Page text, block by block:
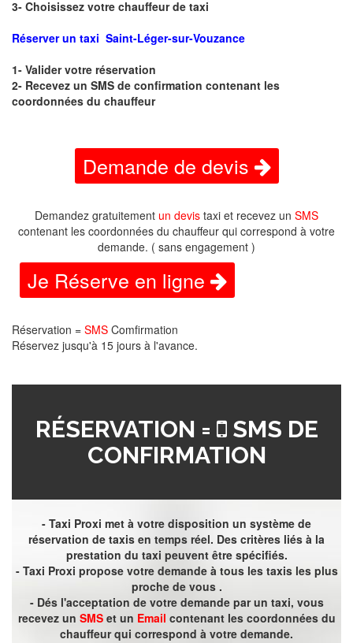
3- Choisissez votre chauffeur de taxi
Réserver un taxi Saint-Léger-sur-Vouzance
1- Valider votre réservation
2- Recevez un SMS de confirmation contenant les
coordonnées du chauffeur
Demande de devis
Demandez gratuitement un devis taxi et recevez un SMS
contenant les coordonnées du chauffeur qui correspond à votre
demande. ( sans engagement )
Je Réserve en ligne
Réservation = SMS Comfirmation
Réservez jusqu'à 15 jours à l'avance.
RÉSERVATION =
SMS DE
CONFIRMATION
- Taxi Proxi met à votre disposition un système de
réservation de taxis en temps réel. Des critères liés à la
prestation du taxi peuvent être spécifiés.
- Taxi Proxi propose votre demande à tous les taxis les plus
proche de vous .
- Dés l'acceptation de votre demande par un taxi, vous
recevez un SMSet un Email contenant les coordonnées du
chauffeur qui correspond à votre demande.